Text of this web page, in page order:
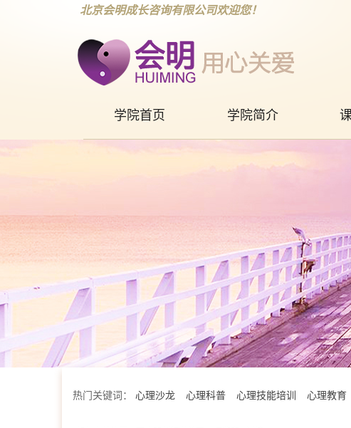
北京会明成长咨询有限公司欢迎您！
学院首页 学院简介
热门关键词： 心理沙龙 心理科普 心理技能培训 心理教育